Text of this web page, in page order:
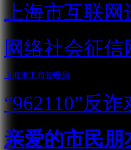
上海市互联网
网络社会征信
上海市工商管理局
“962110”反诈
亲爱的市民朋